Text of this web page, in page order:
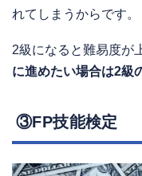
れてしまうからです。
2級になると難易度が
に進めたい場合は2級
③FP技能検定